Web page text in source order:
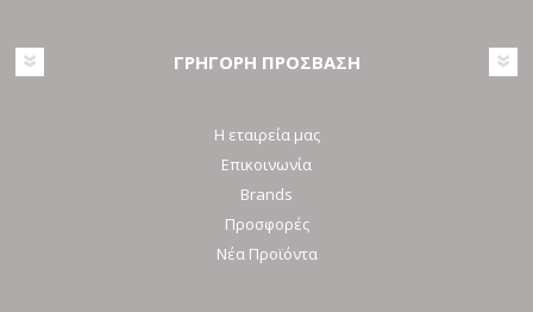
ΓΡΗΓΟΡΗ ΠΡΟΣΒΑΣΗ
Η εταιρεία μας
Επικοινωνία
Brands
Προσφορές
Νέα Προϊόντα